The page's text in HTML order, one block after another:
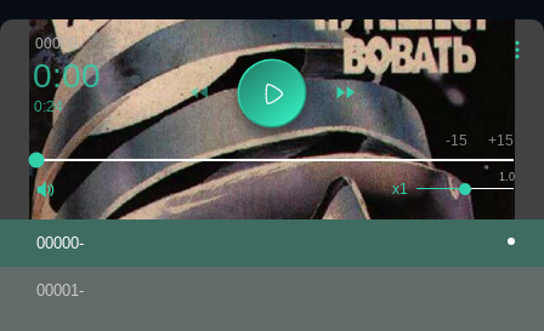
00000-
0:00
0:24
1.0
x1
-15 +15
00000-
00001-